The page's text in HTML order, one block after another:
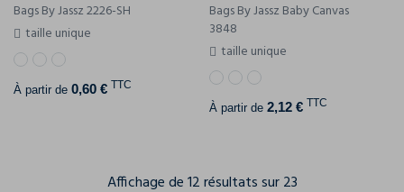
Bags By Jassz 2226-SH
taille unique
À partir de 0,60 € TTC
Bags By Jassz Baby Canvas
3848
taille unique
À partir de 2,12 € TTC
Affichage de 12 résultats sur 23